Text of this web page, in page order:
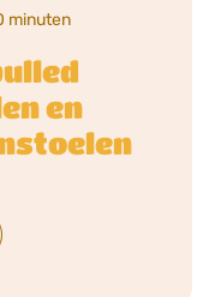
minuten
en